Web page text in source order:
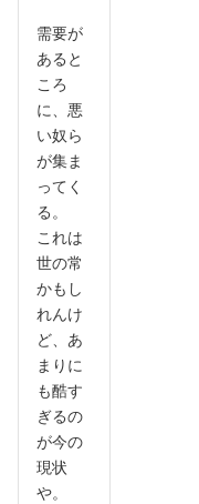
需要が
あると
ころ
に、悪
い奴ら
が集ま
ってく
る。
これは
世の常
かもし
れんけ
ど、あ
まりに
も酷す
ぎるの
が今の
現状
や。